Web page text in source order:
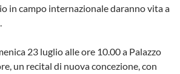
in campo internazionale daranno vita a
23 luglio alle ore 10.00 a Palazzo
un recital di nuova concezione, con